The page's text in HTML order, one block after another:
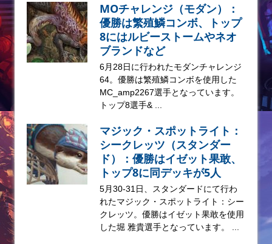
MOチャレンジ（モダン）：
優勝は繁殖鱗コンボ、トップ
8にはルビーストームやネオ
ブランドなど
6月28日に行われたモダンチャレンジ
64。優勝は繁殖鱗コンボを使用した
MC_amp2267選手となっています。
トップ8選手& ...
マジック・スポットライト：
シークレッツ（スタンダー
ド）：優勝はイゼット果敢、
トップ8に同デッキが5人
5月30-31日、スタンダードにて行わ
れたマジック・スポットライト：シー
クレッツ。優勝はイゼット果敢を使用
した堀 雅貴選手となっています。 ...